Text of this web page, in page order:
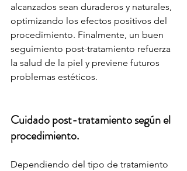
alcanzados sean duraderos y naturales,
optimizando los efectos positivos del
procedimiento. Finalmente, un buen
seguimiento post-tratamiento refuerza
la salud de la piel y previene futuros
problemas estéticos.
Cuidado post-tratamiento según el
procedimiento.
Dependiendo del tipo de tratamiento